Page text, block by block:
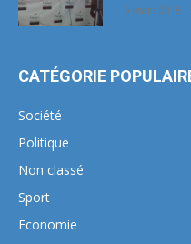
5 mars 2018
CATÉGORIE
Société
Politique
Non classé
Sport
Economie